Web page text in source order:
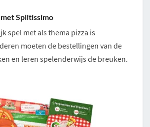
Splitissimo
spel met als thema pizza is
moeten de bestellingen van de
en leren spelenderwijs de breuken.